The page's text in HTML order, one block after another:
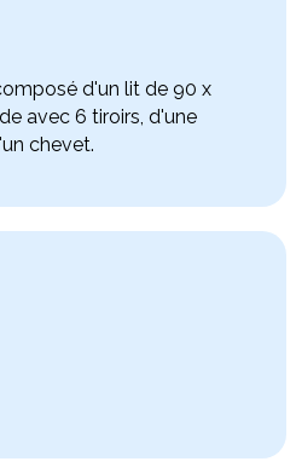
d'un lit de 90 x
avec 6 tiroirs, d'une
chevet.